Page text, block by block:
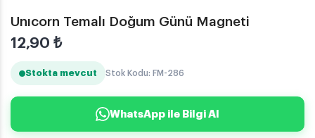
Unıcorn Temalı Doğum Günü Magneti
12,90 ₺
Stokta mevcut Stok Kodu: FM-286
WhatsApp ile Bilgi Al